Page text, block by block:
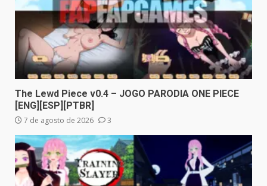
The Lewd Piece v0.4 – JOGO PARODIA ONE PIECE
[ENG][ESP][PTBR]
7 de agosto de 2026 3